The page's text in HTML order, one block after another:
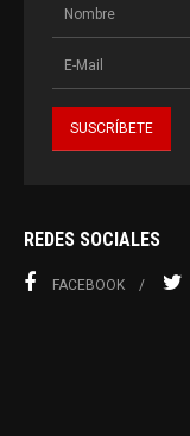
REDES SOCIALES
FACEBOOK